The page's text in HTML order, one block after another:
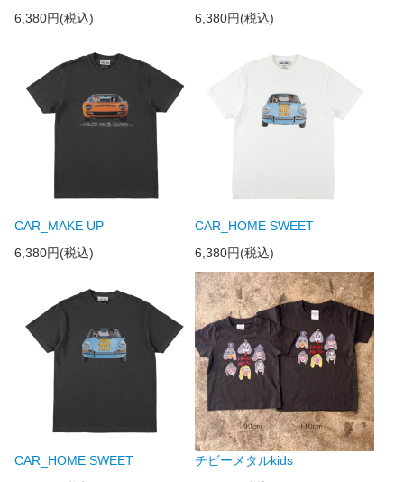
6,380円(税込)
6,380円(税込)
CAR_MAKE UP
6,380円(税込)
CAR_HOME SWEET
6,380円(税込)
CAR_HOME SWEET
チビーメタルkids